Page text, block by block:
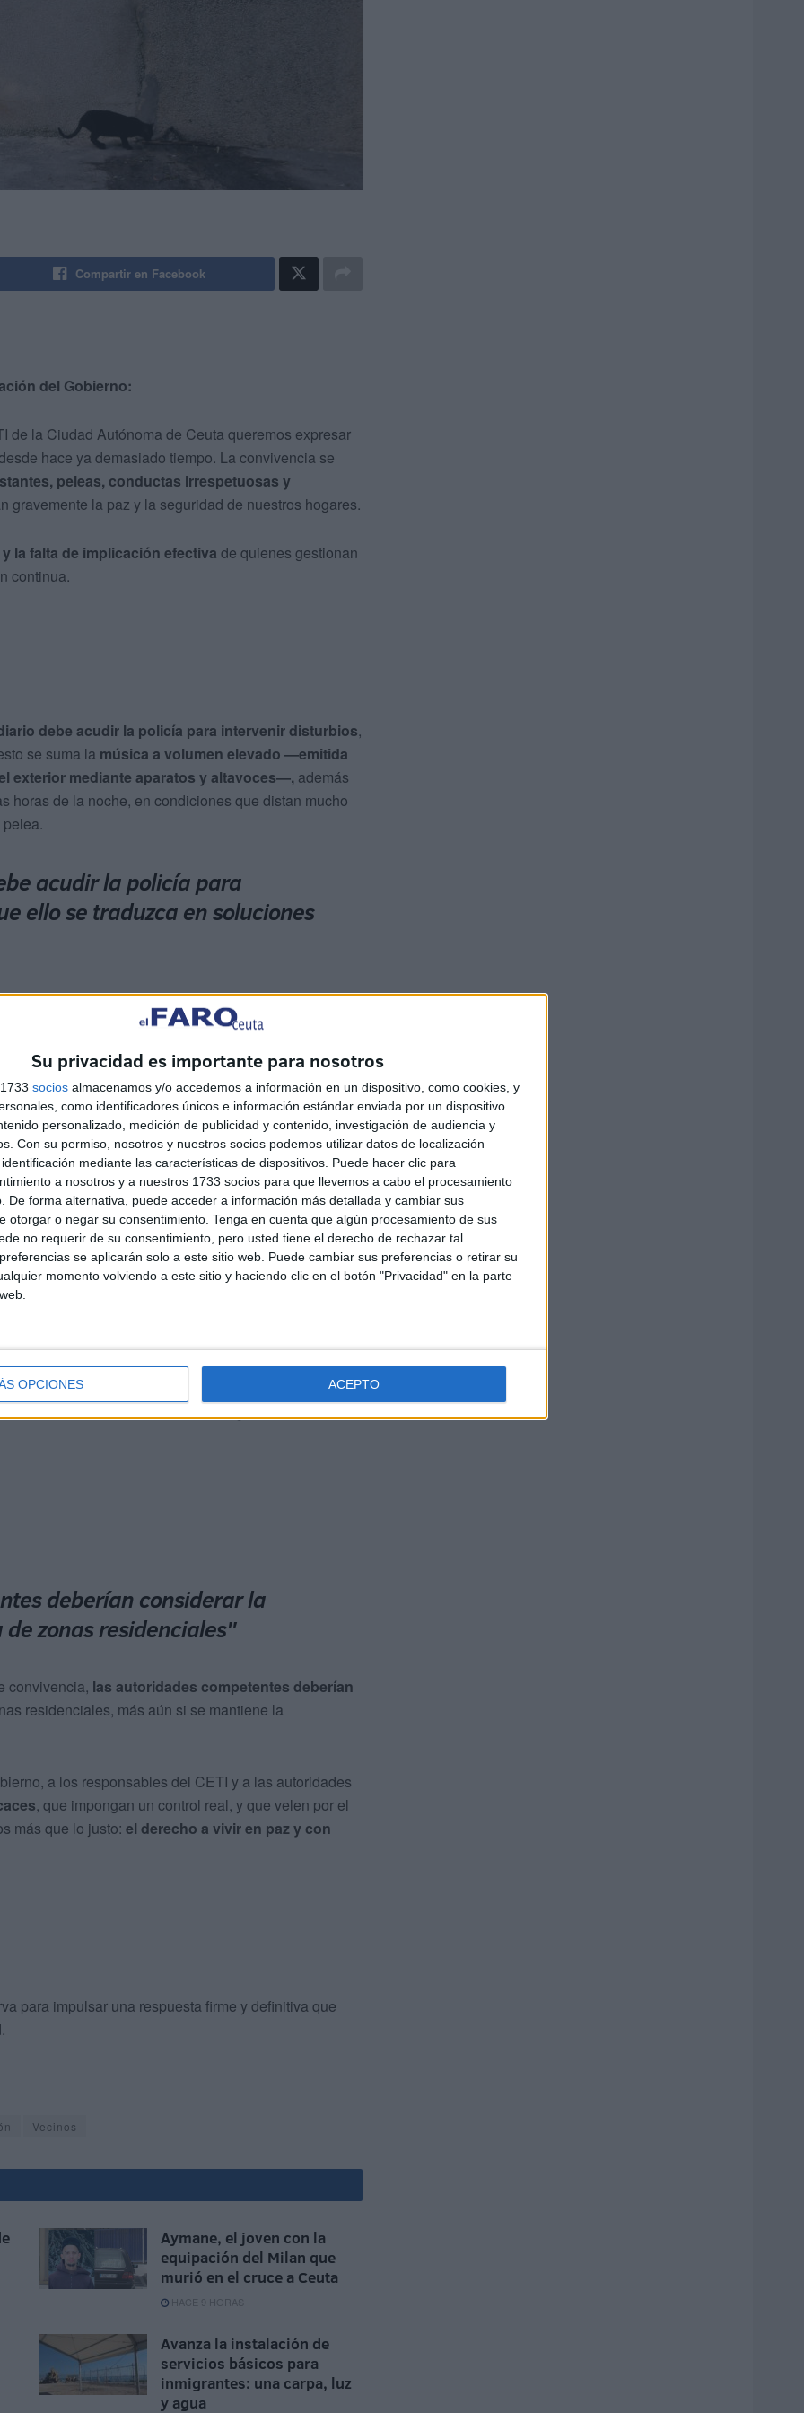
Su privacidad es importante para nosotros
socios almacenamos y/o accedemos a información en un dispositivo, como cookies, y
como identificadores únicos e información estándar enviada por un dispositivo
personalizado, medición de publicidad y contenido, investigación de audiencia y
Con su permiso, nosotros y nuestros socios podemos utilizar datos de localización
mediante las características de dispositivos. Puede hacer clic para
a nosotros y a nuestros 1733 socios para que llevemos a cabo el procesamiento
De forma alternativa, puede acceder a información más detallada y cambiar sus
otorgar o negar su consentimiento. Tenga en cuenta que algún procesamiento de sus
no requerir de su consentimiento, pero usted tiene el derecho de rechazar tal
se aplicarán solo a este sitio web. Puede cambiar sus preferencias o retirar su
momento volviendo a este sitio y haciendo clic en el botón "Privacidad" en la parte
OPCIONES ACEPTO
Compartir en Facebook
del Gobierno:
la Ciudad Autónoma de Ceuta queremos expresar
hace ya demasiado tiempo. La convivencia se
peleas, conductas irrespetuosas y
gravemente la paz y la seguridad de nuestros hogares.
la falta de implicación efectiva de quienes gestionan
continua.
debe acudir la policía para intervenir disturbios,
se suma la música a volumen elevado —emitida
exterior mediante aparatos y altavoces—, además
horas de la noche, en condiciones que distan mucho
acudir la policía para
ello se traduzca en soluciones
claramente laOrdenanza Municipal
Acústica de la Ciudad Autónoma de Ceuta
En particular, el
altavoces u otros emisores de sonido orientados
que perturbe la tranquilidad del vecindario",
se consideran sancionables según el
y pueden conllevar multas de hasta 3.000 euros.
pequeños, personas
insostenible. Desde el respeto, pero con la
que
deberían considerar la
zonas residenciales"
convivencia, las autoridades competentes deberían
residenciales, más aún si se mantiene la
a los responsables del CETI y a las autoridades
, que impongan un control real, y que velen por el
más que lo justo: el derecho a vivir en paz y con
para impulsar una respuesta firme y definitiva que
Vecinos
Aymane, el joven con la
equipación del Milan que
murió en el cruce a Ceuta
HACE 9 HORAS
Avanza la instalación de
servicios básicos para
inmigrantes: una carpa, luz
y agua